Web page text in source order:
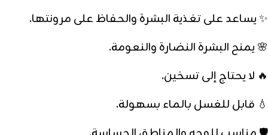
✨ يساعد على تغذية البشرة والحفاظ على مرونتها.
🌸 يمنح البشرة النضارة والنعومة.
🔥 لا يحتاج إلى تسخين.
💧 قابل للغسل بالماء بسهولة.